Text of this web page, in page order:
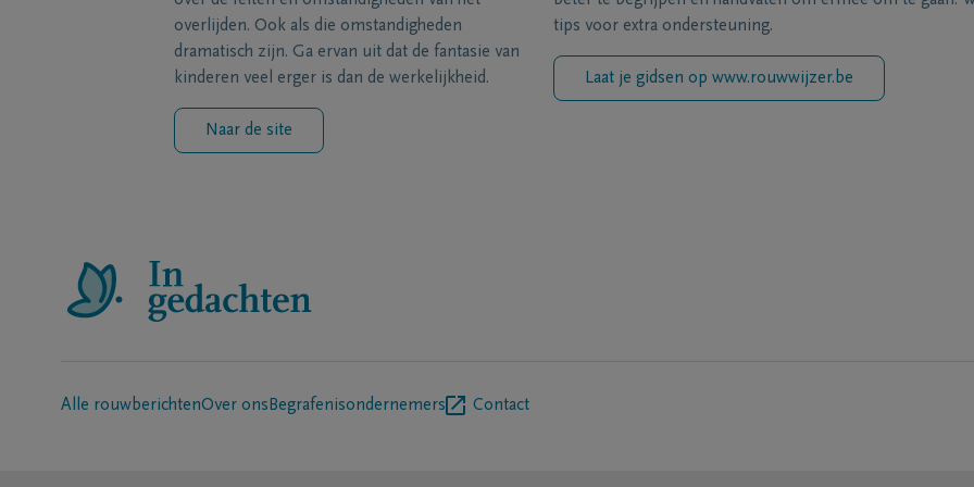
overlijden. Ook als die omstandigheden
dramatisch zijn. Ga ervan uit dat de fantasie van
kinderen veel erger is dan de werkelijkheid.
Naar de site
tips voor extra ondersteuning.
Laat je gidsen op www.rouwwijzer.be
Alle rouwberichtenOver ons Begrafenisondernemers Contact